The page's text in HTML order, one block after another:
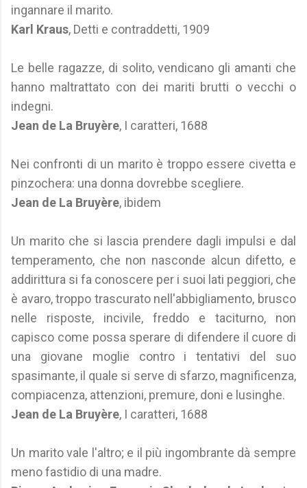
ingannare il marito.
Karl Kraus, Detti e contraddetti, 1909
Le belle ragazze, di solito, vendicano gli amanti che
hanno maltrattato con dei mariti brutti o vecchi o
indegni.
Jean de La Bruyère, I caratteri, 1688
Nei confronti di un marito è troppo essere civetta e
pinzochera: una donna dovrebbe scegliere.
Jean de La Bruyère, ibidem
Un marito che si lascia prendere dagli impulsi e dal
temperamento, che non nasconde alcun difetto, e
addirittura si fa conoscere per i suoi lati peggiori, che
è avaro, troppo trascurato nell'abbigliamento, brusco
nelle risposte, incivile, freddo e taciturno, non
capisco come possa sperare di difendere il cuore di
una giovane moglie contro i tentativi del suo
spasimante, il quale si serve di sfarzo, magnificenza,
compiacenza, attenzioni, premure, doni e lusinghe.
Jean de La Bruyère, I caratteri, 1688
Un marito vale l'altro; e il più ingombrante dà sempre
meno fastidio di una madre.